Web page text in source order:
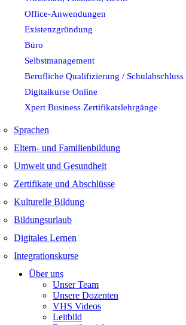
Office-Anwendungen
Existenzgründung
Büro
Selbstmanagement
Berufliche Qualifizierung / Schulabschluss
Digitalkurse Online
Xpert Business Zertifikatslehrgänge
Sprachen
Eltern- und Familienbildung
Umwelt und Gesundheit
Zertifikate und Abschlüsse
Kulturelle Bildung
Bildungsurlaub
Digitales Lernen
Integrationskurse
Über uns
Unser Team
Unsere Dozenten
VHS Videos
Leitbild